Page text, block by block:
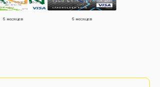
6 месяцев 6 месяцев